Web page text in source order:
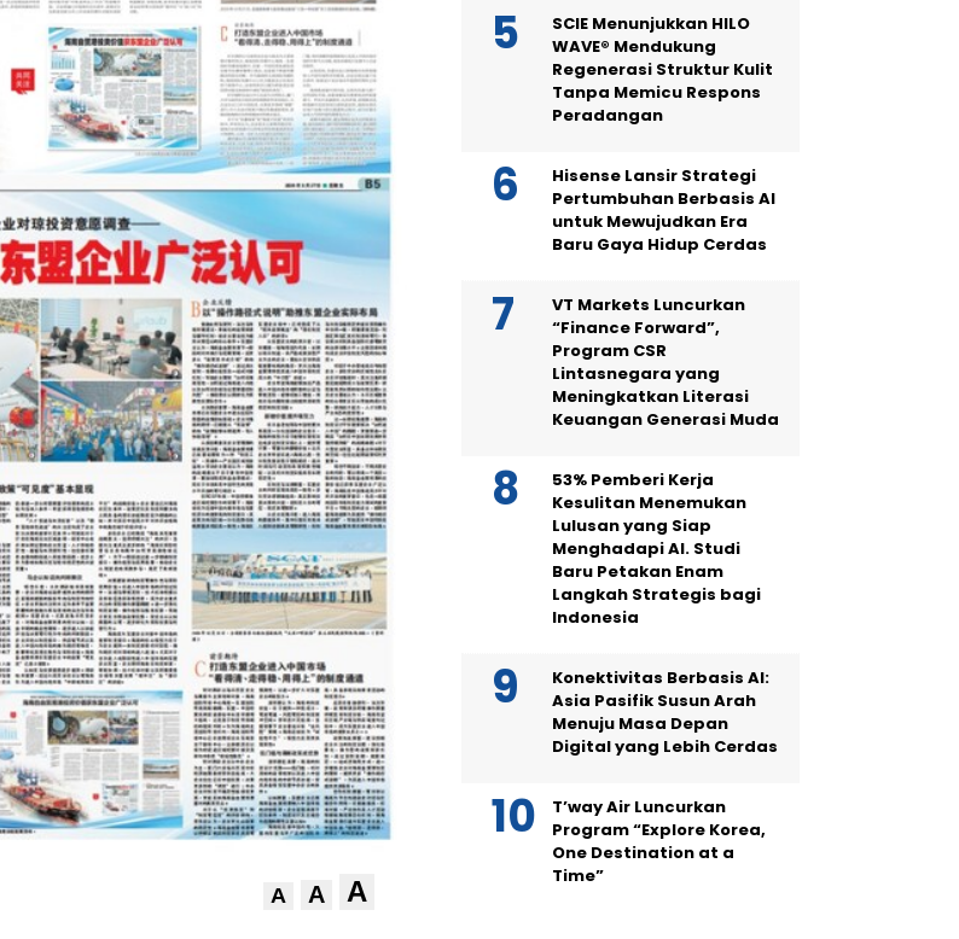
A A A
SCIE Menunjukkan HILO
WAVE® Mendukung
Regenerasi Struktur Kulit
Tanpa Memicu Respons
Peradangan
Hisense Lansir Strategi
Pertumbuhan Berbasis AI
untuk Mewujudkan Era
Baru Gaya Hidup Cerdas
VT Markets Luncurkan
“Finance Forward”,
Program CSR
Lintasnegara yang
Meningkatkan Literasi
Keuangan Generasi Muda
53% Pemberi Kerja
Kesulitan Menemukan
Lulusan yang Siap
Menghadapi AI. Studi
Baru Petakan Enam
Langkah Strategis bagi
Indonesia
Konektivitas Berbasis AI:
Asia Pasifik Susun Arah
Menuju Masa Depan
Digital yang Lebih Cerdas
T’way Air Luncurkan
Program “Explore Korea,
One Destination at a
Time”